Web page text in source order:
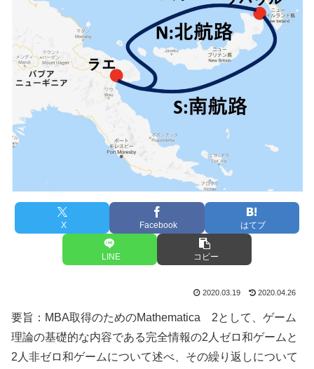
X Facebook はてブ
LINE コピー
2020.03.19 2020.04.26
要旨：MBA取得のためのMathematica 2として、ゲーム
理論の基礎的な内容である完全情報の2人ゼロ和ゲームと
2人非ゼロ和ゲームについて述べ、その繰り返しについて